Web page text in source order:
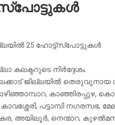
25 ഹോട്ട്‌സ്‌പോട്ടുകള്‍
നിര്‍ദ്ദേശം.
ജില്ലയില്‍ തെരുവുനായ
കാഞ്ഞിരപ്പുഴ,
പട്ടാമ്പി നഗരസഭ,
അയിലൂര്‍, നെന്മാറ,